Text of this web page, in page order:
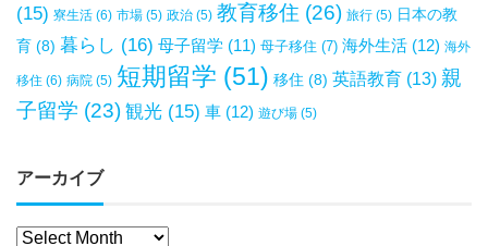
(15) 寮生活 (6) 市場 (5) 政治 (5) 教育移住 (26) 旅行 (5) 日本の教
育 (8) 暮らし (16) 母子留学 (11) 母子移住 (7) 海外生活 (12) 海外
移住 (6) 病院 (5) 短期留学 (51) 移住 (8) 英語教育 (13) 親
子留学 (23) 観光 (15) 車 (12) 遊び場 (5)
アーカイブ